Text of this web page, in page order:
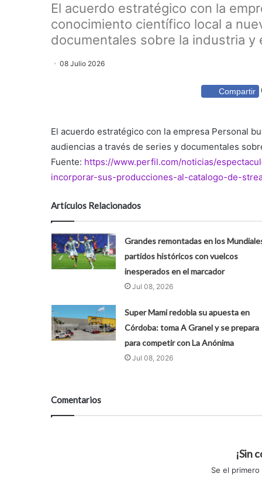
El acuerdo estratégico con la
conocimiento científico local a
documentales sobre la industria y
08 Julio 2026
Compartir
El acuerdo estratégico con la empresa Personal
audiencias a través de series y documentales
Fuente: https://www.perfil.com/noticias/
incorporar-sus-producciones-al-catalogo-de-
Artículos Relacionados
Grandes remontadas en los
partidos históricos con vuelcos
inesperados en el marcador
Jul 08, 2026
Super Mami redobla su apuesta en
Córdoba: toma A Granel y se prepara
para competir con La Anónima
Jul 08, 2026
Comentarios
¡Sin
Se el